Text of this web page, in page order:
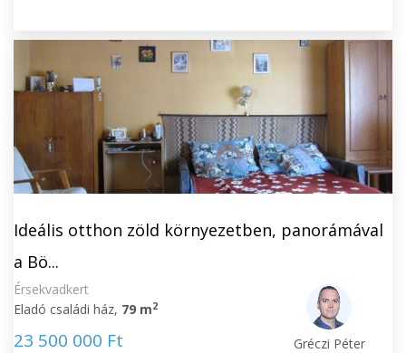
Ideális otthon zöld környezetben, panorámával
a Bö...
Érsekvadkert
Eladó családi ház, 79 m2
23 500 000 Ft Gréczi Péter